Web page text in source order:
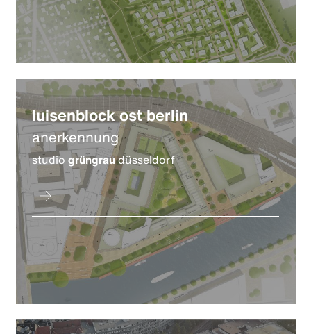
luisenblock ost berlin
anerkennung
studiogrüngraudüsseldorf